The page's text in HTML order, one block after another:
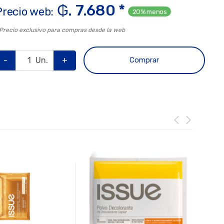
web: ₲. 7.680 * 20% menos
exclusivo para compras desde la web
- Un. + Comprar